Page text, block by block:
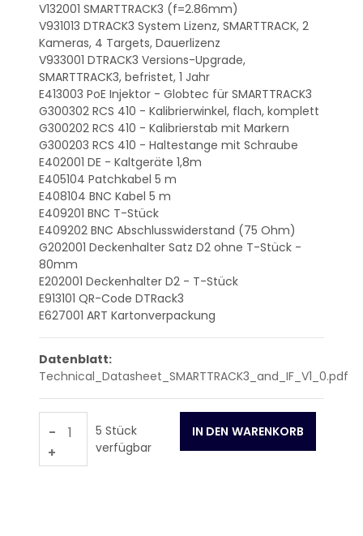
V132001 SMARTTRACK3 (f=2.86mm)
V931013 DTRACK3 System Lizenz, SMARTTRACK, 2
Kameras, 4 Targets, Dauerlizenz
V933001 DTRACK3 Versions-Upgrade,
SMARTTRACK3, befristet, 1 Jahr
E413003 PoE Injektor - Globtec für SMARTTRACK3
G300302 RCS 410 - Kalibrierwinkel, flach, komplett
G300202 RCS 410 - Kalibrierstab mit Markern
G300203 RCS 410 - Haltestange mit Schraube
E402001 DE - Kaltgeräte 1,8m
E405104 Patchkabel 5 m
E408104 BNC Kabel 5 m
E409201 BNC T-Stück
E409202 BNC Abschlusswiderstand (75 Ohm)
G202001 Deckenhalter Satz D2 ohne T-Stück -
80mm
E202001 Deckenhalter D2 - T-Stück
E913101 QR-Code DTRack3
E627001 ART Kartonverpackung
Datenblatt:
Technical_Datasheet_SMARTTRACK3_and_IF_V1_0.pdf
-
+
5 Stück
verfügbar